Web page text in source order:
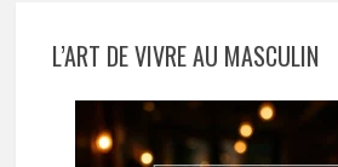
L’ART DE VIVRE AU MASCULIN